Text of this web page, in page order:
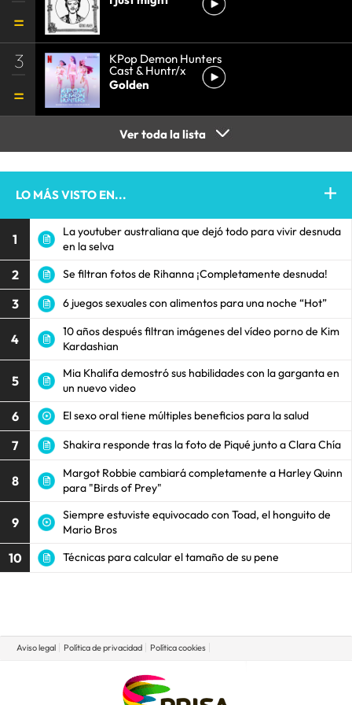
3 KPop Demon Hunters
Cast & Huntr/x
Golden
Ver toda la lista
LO MÁS VISTO EN...
1
La youtuber australiana que dejó todo para vivir desnuda
en la selva
2 Se filtran fotos de Rihanna ¡Completamente desnuda!
3 6 juegos sexuales con alimentos para una noche “Hot”
4
10 años después filtran imágenes del vídeo porno de Kim
Kardashian
5
Mia Khalifa demostró sus habilidades con la garganta en
un nuevo video
6 El sexo oral tiene múltiples beneficios para la salud
7 Shakira responde tras la foto de Piqué junto a Clara Chía
8
Margot Robbie cambiará completamente a Harley Quinn
para "Birds of Prey"
9
Siempre estuviste equivocado con Toad, el honguito de
Mario Bros
10 Técnicas para calcular el tamaño de su pene
Aviso legal Política de privacidad Política cookies